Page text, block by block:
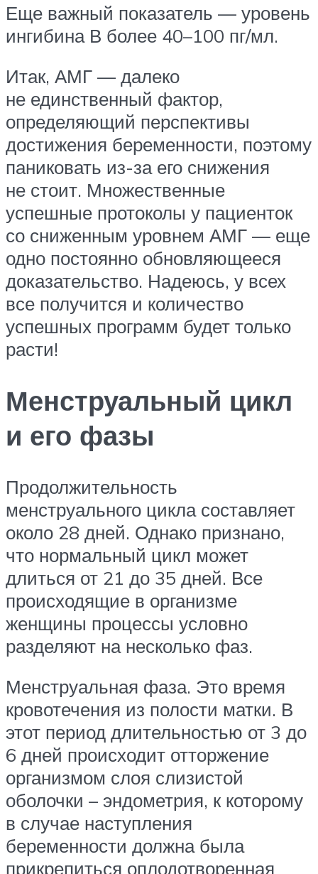
Еще важный показатель — уровень
ингибина В более 40–100 пг/мл.
Итак, АМГ — далеко
не единственный фактор,
определяющий перспективы
достижения беременности, поэтому
паниковать из-за его снижения
не стоит. Множественные
успешные протоколы у пациенток
со сниженным уровнем АМГ — еще
одно постоянно обновляющееся
доказательство. Надеюсь, у всех
все получится и количество
успешных программ будет только
расти!
Менструальный цикл
и его фазы
Продолжительность
менструального цикла составляет
около 28 дней. Однако признано,
что нормальный цикл может
длиться от 21 до 35 дней. Все
происходящие в организме
женщины процессы условно
разделяют на несколько фаз.
Менструальная фаза. Это время
кровотечения из полости матки. В
этот период длительностью от 3 до
6 дней происходит отторжение
организмом слоя слизистой
оболочки – эндометрия, к которому
в случае наступления
беременности должна была
прикрепиться оплодотворенная